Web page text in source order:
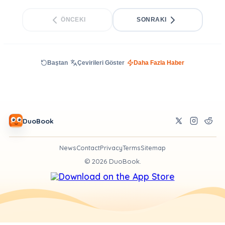
ÖNCEKI SONRAKI
Baştan Çevirileri Göster Daha Fazla Haber
DuoBook
NewsContactPrivacyTermsSitemap
© 2026DuoBook.